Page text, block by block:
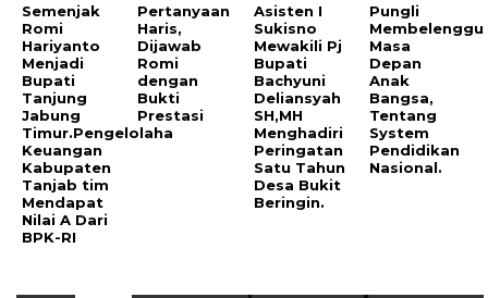
Semenjak
Romi
Hariyanto
Menjadi
Bupati
Tanjung
Jabung
Timur.Pengelolaha
Keuangan
Kabupaten
Tanjab tim
Mendapat
Nilai A Dari
BPK-RI
Pertanyaan
Haris,
Dijawab
Romi
dengan
Bukti
Prestasi
Asisten I
Sukisno
Mewakili Pj
Bupati
Bachyuni
Deliansyah
SH,MH
Menghadiri
Peringatan
Satu Tahun
Desa Bukit
Beringin.
Pungli
Membelenggu
Masa
Depan
Anak
Bangsa,
Tentang
System
Pendidikan
Nasional.